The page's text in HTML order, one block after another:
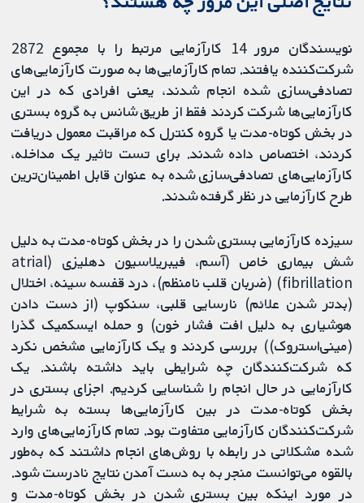
نویسندگان مرور 14 کارآزمایی مرتبط را با مجموع 2872
شرکت‌کننده یافتند. تمام کارآزمایی‌ها به صورت کارآزمایی‌های
تصادفی‌سازی شده انجام شدند، یعنی افرادی که در این
کارآزمایی‌ها شرکت کردند فقط از طریق شانس به گروه بستری
در بخش کوتاه‌-مدت یا گروه کنترل که مراقبت معمول دریافت
کردند، اختصاص داده شدند. برای تست تاثیر یک مداخله،
کارآزمایی‌های تصادفی‌سازی شده به عنوان قابل اطمینان‌ترین
طرح کارآزمایی در نظر گرفته شدند.
سیزده کارآزمایی بستری شدن را در بخش کوتاه‌-مدت به دلیل
شش بیماری خاص (آسم، فیبریلاسیون دهلیزی (atrial
fibrillation) (ضربان قلب نامنظم)، درد قفسه سینه، اختلال
(بدتر شدن علائم) نارسایی قلبی، سنکوپ (از دست دادن
هوشیاری به دلیل افت فشار خون) و حمله ایسکمیک ‌گذرا
(مینی‌استروک)) بررسی کردند و یک کارآزمایی مشخص نکرد
که شرکت‌کنندگان چه شرایطی باید داشته باشند. یک
کارآزمایی در حال انجام را شناسایی کردیم. اجزای بستری در
بخش کوتاه‌-مدت در بین کارآزمایی‌ها بسته به شرایط
شرکت‌کنندگان کارآزمایی متفاوت بود. تمام کارآزمایی‌های وارد
شده مشکلاتی در رابطه با روش‌های انجام داشتند که به‌طور
بالقوه می‌توانست منجر به به دست آمدن نتایج نادرست شود.
در مورد اینکه بین بستری شدن در بخش کوتاه‌-مدت و